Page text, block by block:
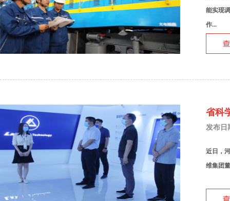
能实现
作...
省科
发布日
近日，
维集团